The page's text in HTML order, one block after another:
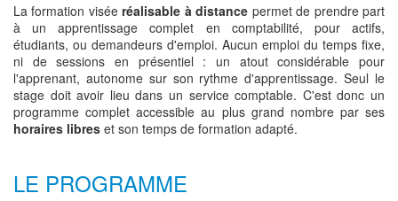
La formation viséeréalisable à distance permet de prendre part
à un apprentissage complet en comptabilité, pour actifs,
étudiants, ou demandeurs d'emploi. Aucun emploi du temps fixe,
ni de sessions en présentiel : un atout considérable pour
l'apprenant, autonome sur son rythme d'apprentissage. Seul le
stage doit avoir lieu dans un service comptable. C'est donc un
programme complet accessible au plus grand nombre par ses
horaires libres et son temps de formation adapté.
LE PROGRAMME